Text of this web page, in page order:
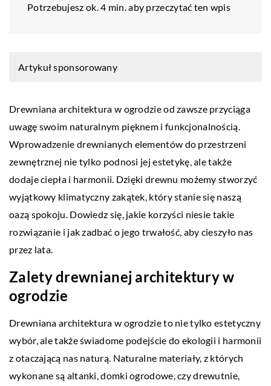
Potrzebujesz ok. 4 min. aby przeczytać ten wpis
Artykuł sponsorowany
Drewniana architektura w ogrodzie od zawsze przyciąga
uwagę swoim naturalnym pięknem i funkcjonalnością.
Wprowadzenie drewnianych elementów do przestrzeni
zewnętrznej nie tylko podnosi jej estetykę, ale także
dodaje ciepła i harmonii. Dzięki drewnu możemy stworzyć
wyjątkowy klimatyczny zakątek, który stanie się naszą
oazą spokoju. Dowiedz się, jakie korzyści niesie takie
rozwiązanie i jak zadbać o jego trwałość, aby cieszyło nas
przez lata.
Zalety drewnianej architektury w
ogrodzie
Drewniana architektura w ogrodzie to nie tylko estetyczny
wybór, ale także świadome podejście do ekologii i harmonii
z otaczającą nas naturą. Naturalne materiały, z których
wykonane są altanki, domki ogrodowe, czy drewutnie,